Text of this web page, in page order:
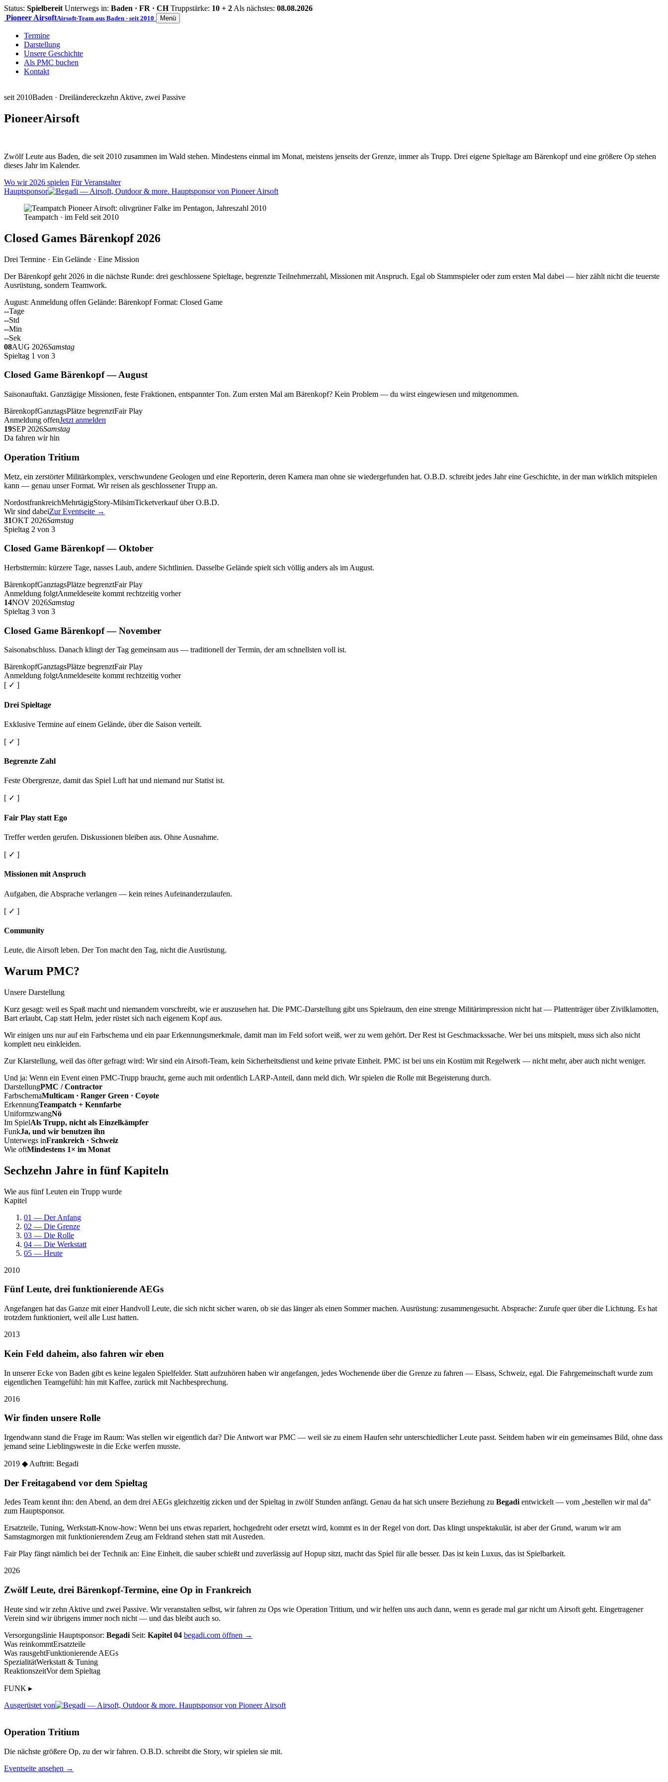
Status: Spielbereit Unterwegs in: Baden · FR · CH Truppstärke: 10 + 2 Als nächstes: 08.08.2026
Pioneer AirsoftAirsoft-Team aus Baden · seit 2010 Menü
Termine
Darstellung
Unsere Geschichte
Als PMC buchen
Kontakt
seit 2010Baden · Dreiländereckzehn Aktive, zwei Passive
PioneerAirsoft
Zwölf Leute aus Baden, die seit 2010 zusammen im Wald stehen. Mindestens einmal im Monat, meistens jenseits der Grenze, immer als Trupp. Drei eigene Spieltage am Bärenkopf und eine größere Op stehen
dieses Jahr im Kalender.
Wo wir 2026 spielen Für Veranstalter
Hauptsponsor
Teampatch · im Feld seit 2010
Closed Games Bärenkopf 2026
Drei Termine · Ein Gelände · Eine Mission
Der Bärenkopf geht 2026 in die nächste Runde: drei geschlossene Spieltage, begrenzte Teilnehmerzahl, Missionen mit Anspruch. Egal ob Stammspieler oder zum ersten Mal dabei — hier zählt nicht die teuerste
Ausrüstung, sondern Teamwork.
August: Anmeldung offen Gelände: Bärenkopf Format: Closed Game
--Tage
--Std
--Min
--Sek
08AUG 2026Samstag
Spieltag 1 von 3
Closed Game Bärenkopf — August
Saisonauftakt. Ganztägige Missionen, feste Fraktionen, entspannter Ton. Zum ersten Mal am Bärenkopf? Kein Problem — du wirst eingewiesen und mitgenommen.
BärenkopfGanztagsPlätze begrenztFair Play
Anmeldung offenJetzt anmelden
19SEP 2026Samstag
Da fahren wir hin
Operation Tritium
Metz, ein zerstörter Militärkomplex, verschwundene Geologen und eine Reporterin, deren Kamera man ohne sie wiedergefunden hat. O.B.D. schreibt jedes Jahr eine Geschichte, in der man wirklich mitspielen
kann — genau unser Format. Wir reisen als geschlossener Trupp an.
NordostfrankreichMehrtägigStory-MilsimTicketverkauf über O.B.D.
Wir sind dabeiZur Eventseite →
31OKT 2026Samstag
Spieltag 2 von 3
Closed Game Bärenkopf — Oktober
Herbsttermin: kürzere Tage, nasses Laub, andere Sichtlinien. Dasselbe Gelände spielt sich völlig anders als im August.
BärenkopfGanztagsPlätze begrenztFair Play
Anmeldung folgtAnmeldeseite kommt rechtzeitig vorher
14NOV 2026Samstag
Spieltag 3 von 3
Closed Game Bärenkopf — November
Saisonabschluss. Danach klingt der Tag gemeinsam aus — traditionell der Termin, der am schnellsten voll ist.
BärenkopfGanztagsPlätze begrenztFair Play
Anmeldung folgtAnmeldeseite kommt rechtzeitig vorher
[ ✓ ]
Drei Spieltage
Exklusive Termine auf einem Gelände, über die Saison verteilt.
[ ✓ ]
Begrenzte Zahl
Feste Obergrenze, damit das Spiel Luft hat und niemand nur Statist ist.
[ ✓ ]
Fair Play statt Ego
Treffer werden gerufen. Diskussionen bleiben aus. Ohne Ausnahme.
[ ✓ ]
Missionen mit Anspruch
Aufgaben, die Absprache verlangen — kein reines Aufeinanderzulaufen.
[ ✓ ]
Community
Leute, die Airsoft leben. Der Ton macht den Tag, nicht die Ausrüstung.
Warum PMC?
Unsere Darstellung
Kurz gesagt: weil es Spaß macht und niemandem vorschreibt, wie er auszusehen hat. Die PMC-Darstellung gibt uns Spielraum, den eine strenge Militärimpression nicht hat — Plattenträger über Zivilklamotten,
Bart erlaubt, Cap statt Helm, jeder rüstet sich nach eigenem Kopf aus.
Wir einigen uns nur auf ein Farbschema und ein paar Erkennungsmerkmale, damit man im Feld sofort weiß, wer zu wem gehört. Der Rest ist Geschmackssache. Wer bei uns mitspielt, muss sich also nicht
komplett neu einkleiden.
Zur Klarstellung, weil das öfter gefragt wird: Wir sind ein Airsoft-Team, kein Sicherheitsdienst und keine private Einheit. PMC ist bei uns ein Kostüm mit Regelwerk — nicht mehr, aber auch nicht weniger.
Und ja: Wenn ein Event einen PMC-Trupp braucht, gerne auch mit ordentlich LARP-Anteil, dann meld dich. Wir spielen die Rolle mit Begeisterung durch.
DarstellungPMC / Contractor
FarbschemaMulticam · Ranger Green · Coyote
ErkennungTeampatch + Kennfarbe
UniformzwangNö
Im SpielAls Trupp, nicht als Einzelkämpfer
FunkJa, und wir benutzen ihn
Unterwegs inFrankreich · Schweiz
Wie oftMindestens 1× im Monat
Sechzehn Jahre in fünf Kapiteln
Wie aus fünf Leuten ein Trupp wurde
Kapitel
01 — Der Anfang
02 — Die Grenze
03 — Die Rolle
04 — Die Werkstatt
05 — Heute
2010
Fünf Leute, drei funktionierende AEGs
Angefangen hat das Ganze mit einer Handvoll Leute, die sich nicht sicher waren, ob sie das länger als einen Sommer machen. Ausrüstung: zusammengesucht. Absprache: Zurufe quer über die Lichtung. Es hat
trotzdem funktioniert, weil alle Lust hatten.
2013
Kein Feld daheim, also fahren wir eben
In unserer Ecke von Baden gibt es keine legalen Spielfelder. Statt aufzuhören haben wir angefangen, jedes Wochenende über die Grenze zu fahren — Elsass, Schweiz, egal. Die Fahrgemeinschaft wurde zum
eigentlichen Teamgefühl: hin mit Kaffee, zurück mit Nachbesprechung.
2016
Wir finden unsere Rolle
Irgendwann stand die Frage im Raum: Was stellen wir eigentlich dar? Die Antwort war PMC — weil sie zu einem Haufen sehr unterschiedlicher Leute passt. Seitdem haben wir ein gemeinsames Bild, ohne dass
jemand seine Lieblingsweste in die Ecke werfen musste.
2019 ◆ Auftritt: Begadi
Der Freitagabend vor dem Spieltag
Jedes Team kennt ihn: den Abend, an dem drei AEGs gleichzeitig zicken und der Spieltag in zwölf Stunden anfängt. Genau da hat sich unsere Beziehung zu Begadientwickelt — vom „bestellen wir mal da"
zum Hauptsponsor.
Ersatzteile, Tuning, Werkstatt-Know-how: Wenn bei uns etwas repariert, hochgedreht oder ersetzt wird, kommt es in der Regel von dort. Das klingt unspektakulär, ist aber der Grund, warum wir am
Samstagmorgen mit funktionierendem Zeug am Feldrand stehen statt mit Ausreden.
Fair Play fängt nämlich bei der Technik an: Eine Einheit, die sauber schießt und zuverlässig auf Hopup sitzt, macht das Spiel für alle besser. Das ist kein Luxus, das ist Spielbarkeit.
2026
Zwölf Leute, drei Bärenkopf-Termine, eine Op in Frankreich
Heute sind wir zehn Aktive und zwei Passive. Wir veranstalten selbst, wir fahren zu Ops wie Operation Tritium, und wir helfen uns auch dann, wenn es gerade mal gar nicht um Airsoft geht. Eingetragener
Verein sind wir übrigens immer noch nicht — und das bleibt auch so.
Versorgungslinie Hauptsponsor: Begadi Seit: Kapitel 04 begadi.com öffnen →
Was reinkommtErsatzteile
Was rausgehtFunktionierende AEGs
SpezialitätWerkstatt & Tuning
ReaktionszeitVor dem Spieltag
FUNK ▸
Ausgerüstet von
Operation Tritium
Die nächste größere Op, zu der wir fahren. O.B.D. schreibt die Story, wir spielen sie mit.
Eventseite ansehen →